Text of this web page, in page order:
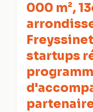
000 m²,
startups